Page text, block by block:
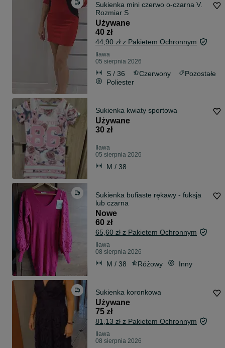
Sukienka mini czerwo o-czarna V.
Rozmiar S
Używane
40 zł
44,90 zł z Pakietem Ochronnym
Iława
05 sierpnia 2026
S / 36 Czerwony
Pozostałe
Poliester
Sukienka kwiaty sportowa
Używane
30 zł
Iława
05 sierpnia 2026
M / 38
Sukienka bufiaste rękawy - fuksja
lub czarna
Nowe
60 zł
65,60 zł z Pakietem Ochronnym
Iława
08 sierpnia 2026
M / 38 Różowy Inny
Sukienka koronkowa
Używane
75 zł
81,13 zł z Pakietem Ochronnym
Iława
08 sierpnia 2026